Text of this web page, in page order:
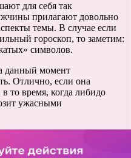
для себя так
прилагают довольно
темы. В случае если
гороскоп, то заметим:
символов.
данный момент
Отлично, если она
то время, когда либидо
ужасными